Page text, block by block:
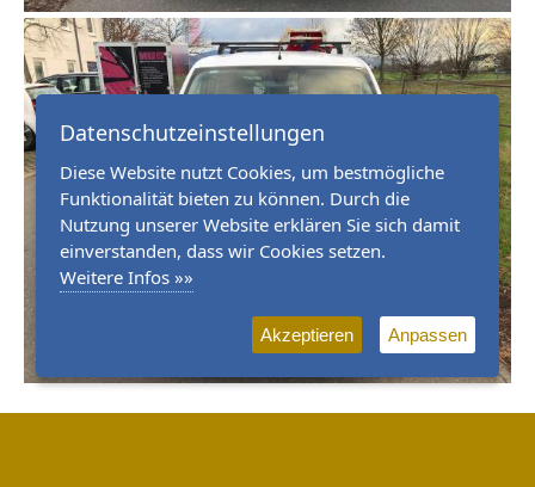
Datenschutzeinstellungen
Diese Website nutzt Cookies, um bestmögliche
Funktionalität bieten zu können. Durch die
Nutzung unserer Website erklären Sie sich damit
einverstanden, dass wir Cookies setzen.
Weitere Infos »»
Akzeptieren Anpassen